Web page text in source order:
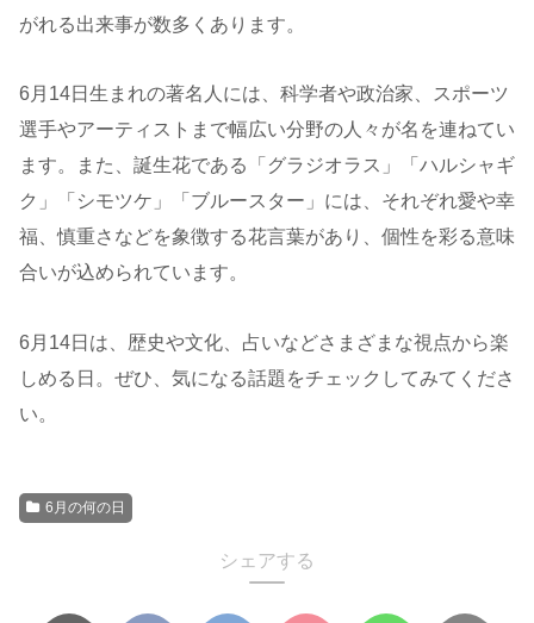
がれる出来事が数多くあります。
6月14日生まれの著名人には、科学者や政治家、スポーツ
選手やアーティストまで幅広い分野の人々が名を連ねてい
ます。また、誕生花である「グラジオラス」「ハルシャギ
ク」「シモツケ」「ブルースター」には、それぞれ愛や幸
福、慎重さなどを象徴する花言葉があり、個性を彩る意味
合いが込められています。
6月14日は、歴史や文化、占いなどさまざまな視点から楽
しめる日。ぜひ、気になる話題をチェックしてみてくださ
い。
6月の何の日
シェアする